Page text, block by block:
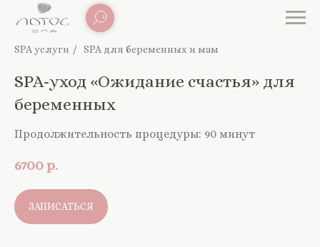
SPA услуги / SPA для беременных и мам
SPA-уход «Ожидание счастья» для
беременных
Продолжительность процедуры: 90 минут
6700р.
ЗАПИСАТЬСЯ